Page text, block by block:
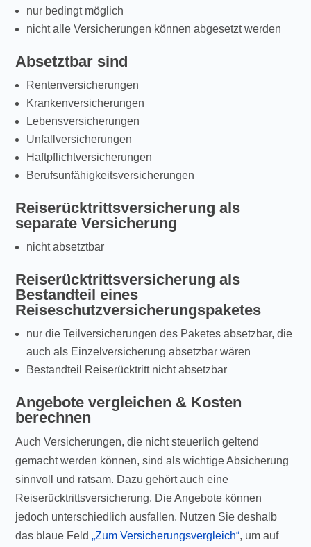
nur bedingt möglich
nicht alle Versicherungen können abgesetzt werden
Absetztbar sind
Rentenversicherungen
Krankenversicherungen
Lebensversicherungen
Unfallversicherungen
Haftpflichtversicherungen
Berufsunfähigkeitsversicherungen
Reiserücktrittsversicherung als
separate Versicherung
nicht absetztbar
Reiserücktrittsversicherung als
Bestandteil eines
Reiseschutzversicherungspaketes
nur die Teilversicherungen des Paketes absetzbar, die
auch als Einzelversicherung absetzbar wären
Bestandteil Reiserücktritt nicht absetzbar
Angebote vergleichen & Kosten
berechnen
Auch Versicherungen, die nicht steuerlich geltend
gemacht werden können, sind als wichtige Absicherung
sinnvoll und ratsam. Dazu gehört auch eine
Reiserücktrittsversicherung. Die Angebote können
jedoch unterschiedlich ausfallen. Nutzen Sie deshalb
das blaue Feld„Zum Versicherungsvergleich“, um auf